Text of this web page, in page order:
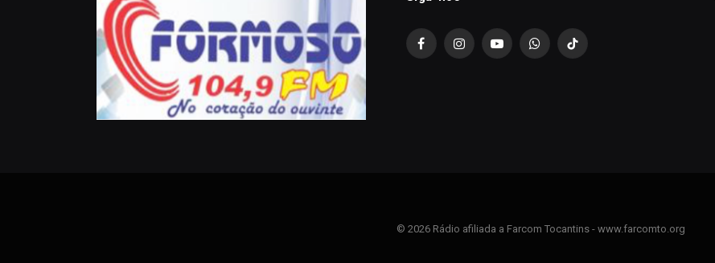
FacebookInstagramYouTubeWhatsAppTikTok
© 2026 Rádio afiliada a Farcom Tocantins - www.farcomto.org